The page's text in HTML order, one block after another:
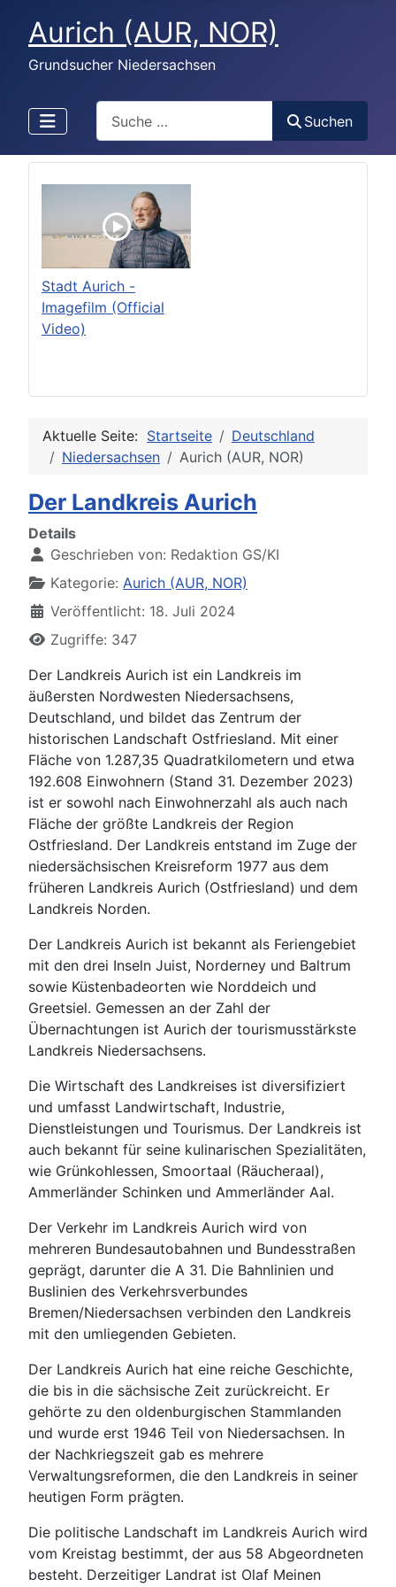
Aurich (AUR, NOR)
Grundsucher Niedersachsen
Suchen
Stadt Aurich -
Imagefilm (Official
Video)
Aktuelle Seite: Startseite
Deutschland
Niedersachsen
Aurich (AUR, NOR)
Der Landkreis Aurich
Details
Geschrieben von: Redaktion GS/KI
Kategorie: Aurich (AUR, NOR)
Veröffentlicht: 18. Juli 2024
Zugriffe: 347
Der Landkreis Aurich ist ein Landkreis im
äußersten Nordwesten Niedersachsens,
Deutschland, und bildet das Zentrum der
historischen Landschaft Ostfriesland. Mit einer
Fläche von 1.287,35 Quadratkilometern und etwa
192.608 Einwohnern (Stand 31. Dezember 2023)
ist er sowohl nach Einwohnerzahl als auch nach
Fläche der größte Landkreis der Region
Ostfriesland. Der Landkreis entstand im Zuge der
niedersächsischen Kreisreform 1977 aus dem
früheren Landkreis Aurich (Ostfriesland) und dem
Landkreis Norden.
Der Landkreis Aurich ist bekannt als Feriengebiet
mit den drei Inseln Juist, Norderney und Baltrum
sowie Küstenbadeorten wie Norddeich und
Greetsiel. Gemessen an der Zahl der
Übernachtungen ist Aurich der tourismusstärkste
Landkreis Niedersachsens.
Die Wirtschaft des Landkreises ist diversifiziert
und umfasst Landwirtschaft, Industrie,
Dienstleistungen und Tourismus. Der Landkreis ist
auch bekannt für seine kulinarischen Spezialitäten,
wie Grünkohlessen, Smoortaal (Räucheraal),
Ammerländer Schinken und Ammerländer Aal.
Der Verkehr im Landkreis Aurich wird von
mehreren Bundesautobahnen und Bundesstraßen
geprägt, darunter die A 31. Die Bahnlinien und
Buslinien des Verkehrsverbundes
Bremen/Niedersachsen verbinden den Landkreis
mit den umliegenden Gebieten.
Der Landkreis Aurich hat eine reiche Geschichte,
die bis in die sächsische Zeit zurückreicht. Er
gehörte zu den oldenburgischen Stammlanden
und wurde erst 1946 Teil von Niedersachsen. In
der Nachkriegszeit gab es mehrere
Verwaltungsreformen, die den Landkreis in seiner
heutigen Form prägten.
Die politische Landschaft im Landkreis Aurich wird
vom Kreistag bestimmt, der aus 58 Abgeordneten
besteht. Derzeitiger Landrat ist Olaf Meinen